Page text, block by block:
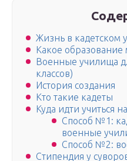
Жизнь в кадетском
Какое образование
Военные училища
классов)
История создания
Кто такие кадеты
Куда идти учиться
Способ №1:
военные
Способ №2:
Стипендия у